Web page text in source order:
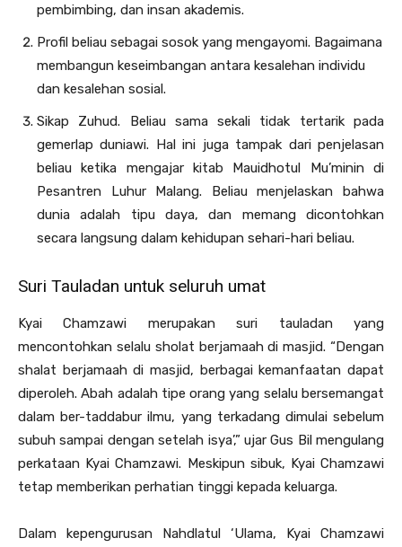
pembimbing, dan insan akademis.
Profil beliau sebagai sosok yang mengayomi. Bagaimana
membangun keseimbangan antara kesalehan individu
dan kesalehan sosial.
Sikap Zuhud. Beliau sama sekali tidak tertarik pada
gemerlap duniawi. Hal ini juga tampak dari penjelasan
beliau ketika mengajar kitab Mauidhotul Mu’minin di
Pesantren Luhur Malang. Beliau menjelaskan bahwa
dunia adalah tipu daya, dan memang dicontohkan
secara langsung dalam kehidupan sehari-hari beliau.
Suri Tauladan untuk seluruh umat
Kyai Chamzawi merupakan suri tauladan yang
mencontohkan selalu sholat berjamaah di masjid. “Dengan
shalat berjamaah di masjid, berbagai kemanfaatan dapat
diperoleh. Abah adalah tipe orang yang selalu bersemangat
dalam ber-taddabur ilmu, yang terkadang dimulai sebelum
subuh sampai dengan setelah isya’,” ujar Gus Bil mengulang
perkataan Kyai Chamzawi. Meskipun sibuk, Kyai Chamzawi
tetap memberikan perhatian tinggi kepada keluarga.
Dalam kepengurusan Nahdlatul ‘Ulama, Kyai Chamzawi